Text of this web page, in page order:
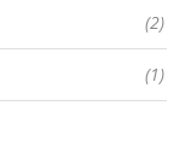
(2)
(1)